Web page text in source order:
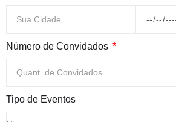
Número de Convidados
Tipo de Eventos